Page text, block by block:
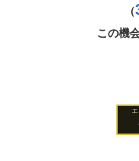
（
この機